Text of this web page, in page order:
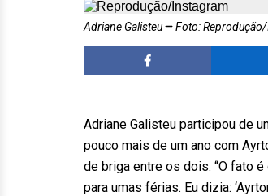
Adriane Galisteu Foto:
Adriane Galisteu participou de
pouco mais de um ano com
de briga entre os dois. “O fato
para umas férias. Eu dizia: